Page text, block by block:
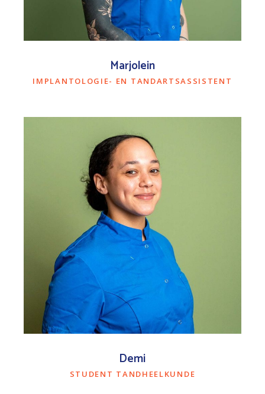
Marjolein
IMPLANTOLOGIE- EN TANDARTSASSISTENT
Demi
STUDENT TANDHEELKUNDE